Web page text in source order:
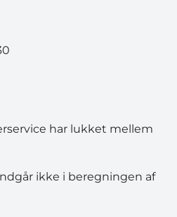
har lukket mellem
ikke i beregningen af